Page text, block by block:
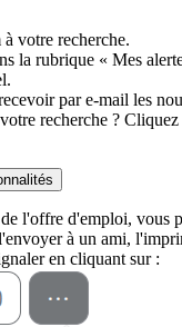
votre recherche.
la rubrique « Mes
par e-mail les
recherche ?
l'offre d'emploi, vous
à un ami,
en cliquant sur :